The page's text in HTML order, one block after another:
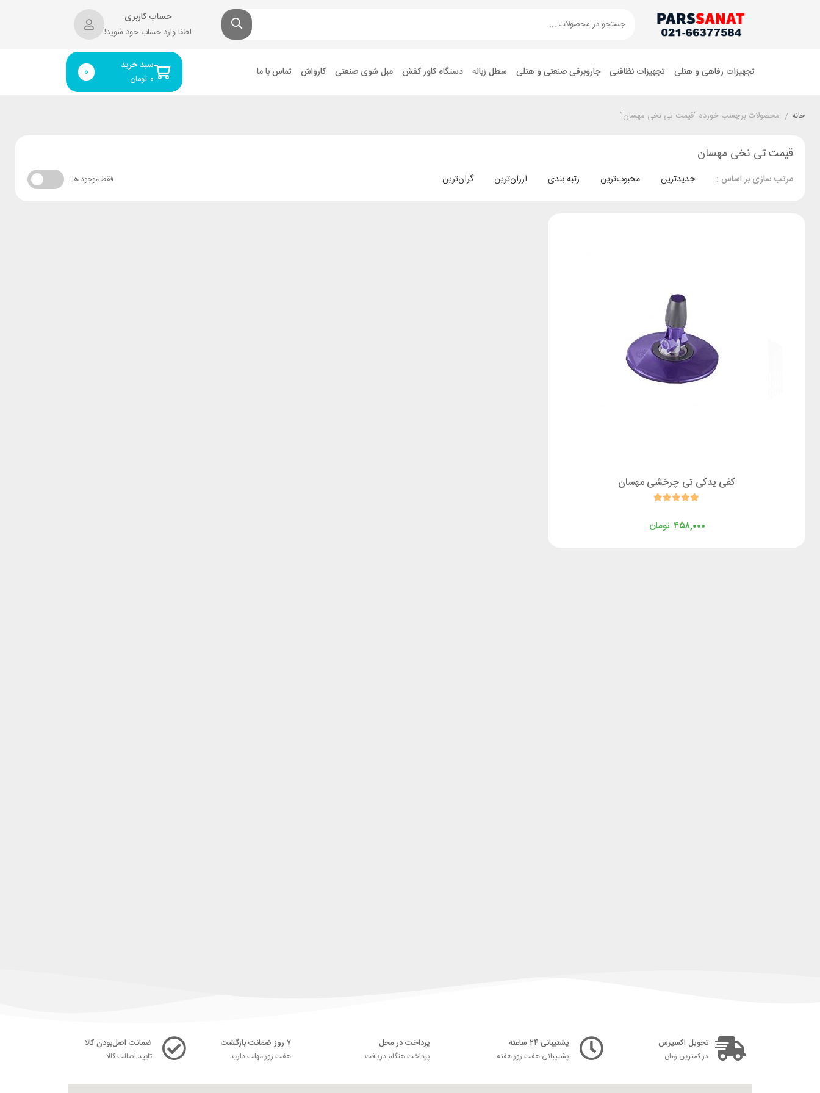
حساب کاربری
لطفا وارد حساب خود شوید!
تجهیزات رفاهی و هتلی تجهیزات نظافتی جاروبرقی صنعتی و هتلی سطل زباله دستگاه کاور کفش مبل شوی صنعتی کارواش تماس با ما سبد خرید
تومان ۰ 0
خانه / محصولات برچسب خورده “قیمت تی نخی مهسان”
قیمت تی نخی مهسان
مرتب سازی بر اساس : جدیدترین محبوب‌ترین رتبه بندی ارزان‌ترین گران‌ترین فقط موجود ها:
کفی یدکی تی چرخشی مهسان
تومان ۴۵۸,۰۰۰
تحویل اکسپرس
در کمترین زمان
پشتیبانی ۲۴ ساعته
پشتیبانی هفت روز هفته
پرداخت در محل
پرداخت هنگام دریافت
۷ روز ضمانت بازگشت
هفت روز مهلت دارید
ضمانت اصل‌بودن کالا
تایید اصالت کالا